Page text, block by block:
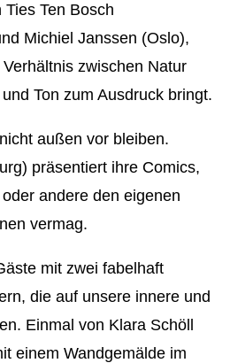
Ten Bosch
Michiel Janssen (Oslo),
zwischen Natur
Ton zum Ausdruck bringt.
außen vor bleiben.
präsentiert ihre Comics,
andere den eigenen
vermag.
mit zwei fabelhaft
die auf unsere innere und
Einmal von Klara Schöll
einem Wandgemälde im